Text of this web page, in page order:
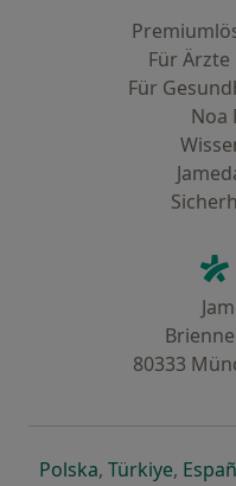
Für
Für
Noa
80333
Polskaöffnet in einer
, Türkiyeöffnet
,